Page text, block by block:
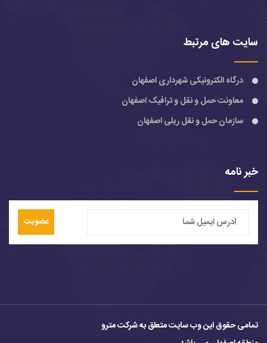
سایت های مرتبط
درگاه الکترونیکی شهرداری اصفهان
معاونت حمل و نقل و ترافیک اصفهان
سازمان حمل و نقل ریلی اصفهان
خبر نامه
عضویت
تمامی حقوق این وب سایت متعلق به شرکت مترو